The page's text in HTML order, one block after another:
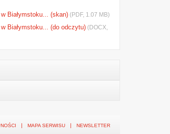
Białymstoku... (skan) (PDF, 1.07 MB)
Białymstoku... (do odczytu) (DOCX,
MAPA SERWISU NEWSLETTER